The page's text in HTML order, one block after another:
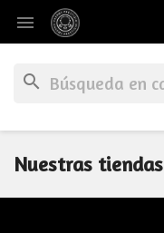

search
Nuestras tiendas